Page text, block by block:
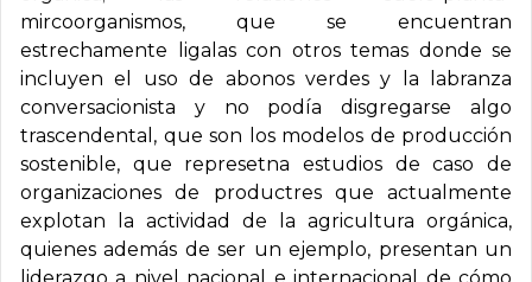
mircoorganismos, que se encuentran
estrechamente ligalas con otros temas donde se
incluyen el uso de abonos verdes y la labranza
conversacionista y no podía disgregarse algo
trascendental, que son los modelos de producción
sostenible, que represetna estudios de caso de
organizaciones de productres que actualmente
explotan la actividad de la agricultura orgánica,
quienes además de ser un ejemplo, presentan un